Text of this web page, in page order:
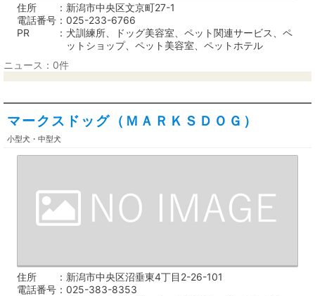
住所
新潟市中央区文京町27-1
電話番号
025-233-6766
PR
犬訓練所、ドッグ美容室、ペット関連サービス、ペ
ットショップ、ペット美容室、ペットホテル
ニュース：0件
マークスドッグ（ＭＡＲＫＳＤＯＧ）
小型犬・中型犬
住所
新潟市中央区沼垂東4丁目2-26-101
電話番号
025-383-8353